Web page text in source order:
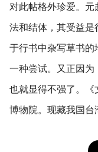
对此帖格外珍爱。
法和结体，其受益
于行书中杂写草书
一种尝试。又正因
也就显得不强了。
博物院。现藏我国台